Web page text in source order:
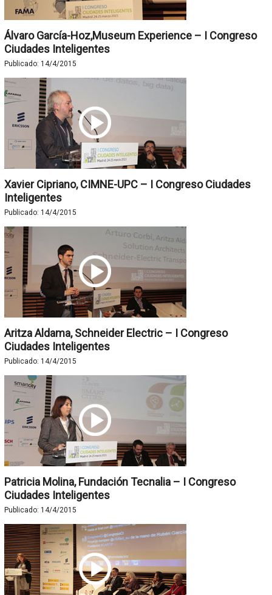
Álvaro García-Hoz,Museum Experience – I Congreso
Ciudades Inteligentes
Publicado: 14/4/2015
Xavier Cipriano, CIMNE-UPC – I Congreso Ciudades
Inteligentes
Publicado: 14/4/2015
Aritza Aldama, Schneider Electric – I Congreso
Ciudades Inteligentes
Publicado: 14/4/2015
Patricia Molina, Fundación Tecnalia – I Congreso
Ciudades Inteligentes
Publicado: 14/4/2015